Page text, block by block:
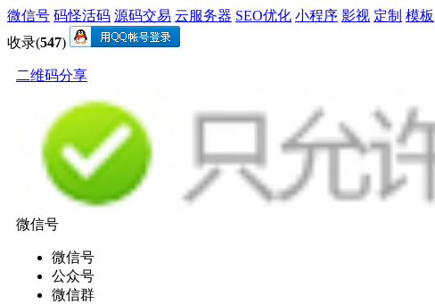
微信号 码怪活码 源码交易 云服务器 SEO优化 小程序 影视 定制 模板
收录(547)
二维码分享
微信号
微信号
公众号
微信群